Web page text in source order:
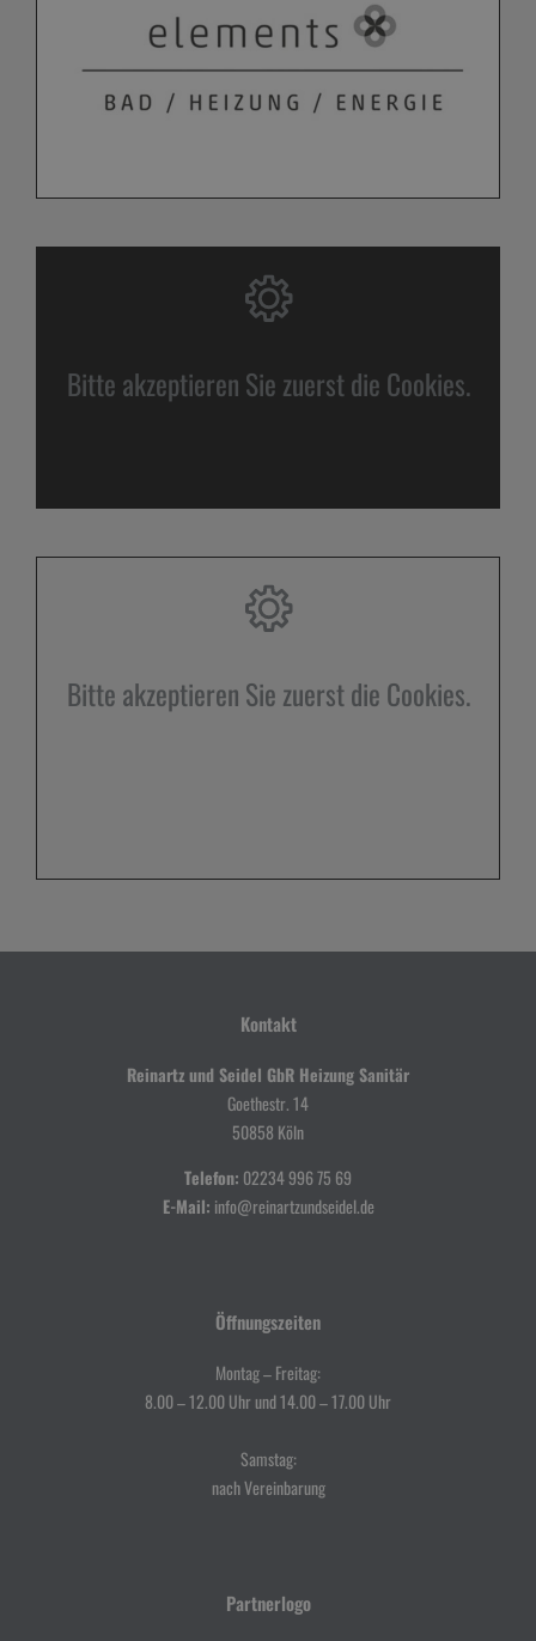
Bitte akzeptieren Sie zuerst die Cookies.
Bitte akzeptieren Sie zuerst die Cookies.
Kontakt
Reinartz und Seidel GbR Heizung Sanitär
Goethestr. 14
50858 Köln
Telefon: 02234 996 75 69
E-Mail: info@reinartzundseidel.de
Öffnungszeiten
Montag – Freitag:
8.00 – 12.00 Uhr und 14.00 – 17.00 Uhr
Samstag:
nach Vereinbarung
Partnerlogo